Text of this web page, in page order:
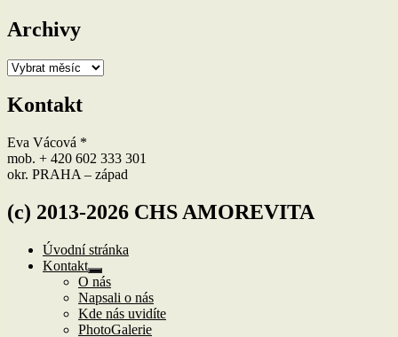
Archivy
Archivy
Kontakt
Eva Vácová *
mob. + 420 602 333 301
okr. PRAHA – západ
(c) 2013-2026 CHS AMOREVITA
Úvodní stránka
Kontakt
Zobrazit
podřazené
položky
O nás
Napsali o nás
Kde nás uvidíte
PhotoGalerie